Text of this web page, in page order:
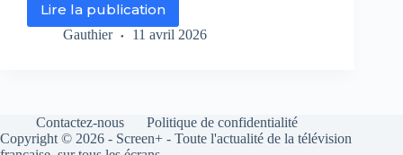
Lire la publication
Until
I
calvaire
glaçant
Gauthier 11 avril 2026
Contactez-nous
Politique de confidentialité
Copyright © 2026 - Screen+ - Toute l'actualité de la télévision